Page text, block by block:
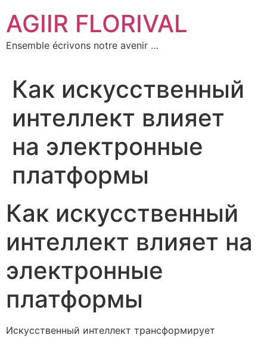
au
contenu
AGIIR FLORIVAL
Ensemble écrivons notre avenir …
Как искусственный
интеллект влияет
на электронные
платформы
Как искусственный
интеллект влияет на
электронные
платформы
Искусственный интеллект трансформирует